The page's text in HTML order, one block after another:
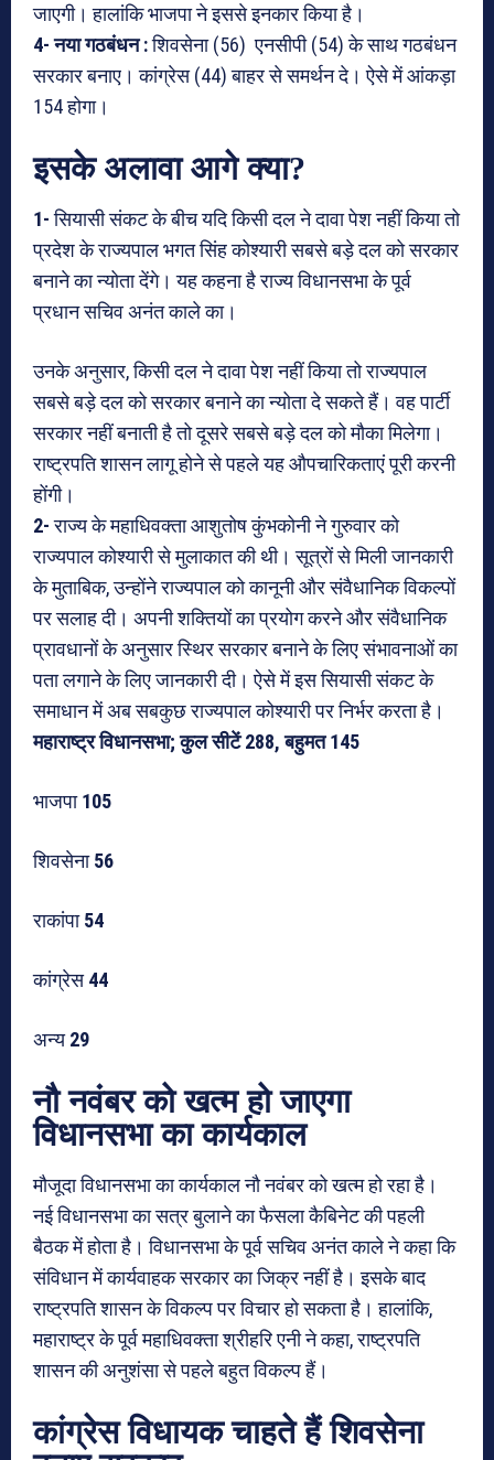
जाएगी। हालांकि भाजपा ने इससे इनकार किया है।
4- नया गठबंधन :शिवसेना (56) एनसीपी (54) के साथ गठबंधन
सरकार बनाए। कांग्रेस (44) बाहर से समर्थन दे। ऐसे में आंकड़ा
154 होगा।
इसके अलावा आगे क्या?
1-सियासी संकट के बीच यदि किसी दल ने दावा पेश नहीं किया तो
प्रदेश के राज्यपाल भगत सिंह कोश्यारी सबसे बड़े दल को सरकार
बनाने का न्योता देंगे। यह कहना है राज्य विधानसभा के पूर्व
प्रधान सचिव अनंत काले का।
उनके अनुसार, किसी दल ने दावा पेश नहीं किया तो राज्यपाल
सबसे बड़े दल को सरकार बनाने का न्योता दे सकते हैं। वह पार्टी
सरकार नहीं बनाती है तो दूसरे सबसे बड़े दल को मौका मिलेगा।
राष्ट्रपति शासन लागू होने से पहले यह औपचारिकताएं पूरी करनी
होंगी।
2-राज्य के महाधिवक्ता आशुतोष कुंभकोनी ने गुरुवार को
राज्यपाल कोश्यारी से मुलाकात की थी। सूत्रों से मिली जानकारी
के मुताबिक, उन्होंने राज्यपाल को कानूनी और संवैधानिक विकल्पों
पर सलाह दी। अपनी शक्तियों का प्रयोग करने और संवैधानिक
प्रावधानों के अनुसार स्थिर सरकार बनाने के लिए संभावनाओं का
पता लगाने के लिए जानकारी दी। ऐसे में इस सियासी संकट के
समाधान में अब सबकुछ राज्यपाल कोश्यारी पर निर्भर करता है।
महाराष्ट्र विधानसभा; कुल सीटें 288, बहुमत 145
भाजपा105
शिवसेना56
राकांपा54
कांग्रेस44
अन्य29
नौ नवंबर को खत्म हो जाएगा
विधानसभा का कार्यकाल
मौजूदा विधानसभा का कार्यकाल नौ नवंबर को खत्म हो रहा है।
नई विधानसभा का सत्र बुलाने का फैसला कैबिनेट की पहली
बैठक में होता है। विधानसभा के पूर्व सचिव अनंत काले ने कहा कि
संविधान में कार्यवाहक सरकार का जिक्र नहीं है। इसके बाद
राष्ट्रपति शासन के विकल्प पर विचार हो सकता है। हालांकि,
महाराष्ट्र के पूर्व महाधिवक्ता श्रीहरि एनी ने कहा, राष्ट्रपति
शासन की अनुशंसा से पहले बहुत विकल्प हैं।
कांग्रेस विधायक चाहते हैं शिवसेना